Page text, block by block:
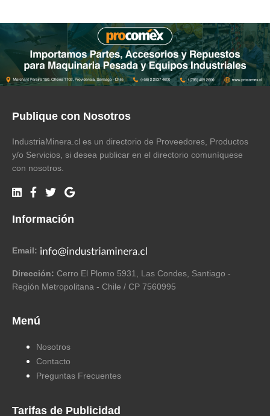
Publique con Nosotros
IndustriaMinera.cl es un directorio de Proveedores, Productos
y/o Servicios, si desea publicar en el directorio comuníquese
con nosotros.
Información
Email:
Dirección: Cerro El Plomo 5931, Las Condes, Santiago -
Región Metropolitana - Chile / CP 7560995
Menú
Nosotros
Contacto
Preguntas Frecuentes
Tarifas de Publicidad